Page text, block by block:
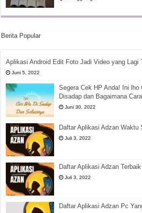
Berita Popular
Aplikasi Android Edit Foto Jadi Video yang Lagi
Juni 5, 2022
Segera Cek HP Anda! Ini lho
Disadap dan Bagaimana
Juni 30, 2022
Daftar Aplikasi Adzan Waktu
Juli 3, 2022
Daftar Aplikasi Adzan
Juli 3, 2022
Daftar Aplikasi Adzan Pc